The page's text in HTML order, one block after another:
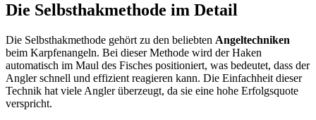
Die Selbsthakmethode im Detail
Die Selbsthakmethode gehört zu den beliebten Angeltechniken
beim Karpfenangeln. Bei dieser Methode wird der Haken
automatisch im Maul des Fisches positioniert, was bedeutet, dass der
Angler schnell und effizient reagieren kann. Die Einfachheit dieser
Technik hat viele Angler überzeugt, da sie eine hohe Erfolgsquote
verspricht.